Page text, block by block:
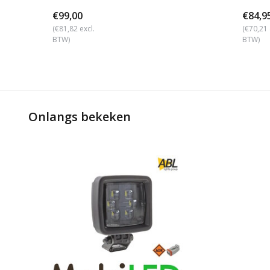
€99,00
(€81,82 excl.
BTW)
(€70,21
BTW)
Onlangs bekeken